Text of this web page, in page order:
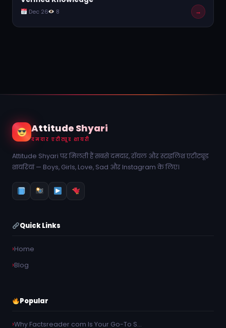
Dec 26 8 →
Attitude Shyari
दमदार एटीट्यूड शायरी
Attitude Shyari पर मिलती हैं सबसे दमदार, रॉयल और स्टाइलिश एटीट्यूड
शायरियां — Boys, Girls, Love, Sad और Instagram के लिए।
Quick Links
Home
Blog
Popular
Why Factsreader com Is Your Go-To S…